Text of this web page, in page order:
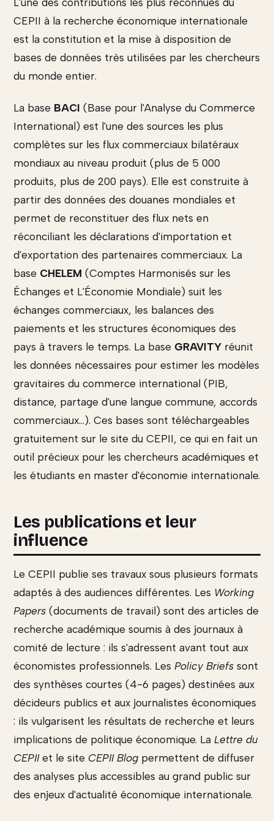
L'une des contributions les plus reconnues du
CEPII à la recherche économique internationale
est la constitution et la mise à disposition de
bases de données très utilisées par les chercheurs
du monde entier.
La base BACI (Base pour l'Analyse du Commerce
International) est l'une des sources les plus
complètes sur les flux commerciaux bilatéraux
mondiaux au niveau produit (plus de 5 000
produits, plus de 200 pays). Elle est construite à
partir des données des douanes mondiales et
permet de reconstituer des flux nets en
réconciliant les déclarations d'importation et
d'exportation des partenaires commerciaux. La
base CHELEM (Comptes Harmonisés sur les
Échanges et L'Économie Mondiale) suit les
échanges commerciaux, les balances des
paiements et les structures économiques des
pays à travers le temps. La base GRAVITY réunit
les données nécessaires pour estimer les modèles
gravitaires du commerce international (PIB,
distance, partage d'une langue commune, accords
commerciaux...). Ces bases sont téléchargeables
gratuitement sur le site du CEPII, ce qui en fait un
outil précieux pour les chercheurs académiques et
les étudiants en master d'économie internationale.
Les publications et leur
influence
Le CEPII publie ses travaux sous plusieurs formats
adaptés à des audiences différentes. Les Working
Papers (documents de travail) sont des articles de
recherche académique soumis à des journaux à
comité de lecture : ils s'adressent avant tout aux
économistes professionnels. Les Policy Briefs sont
des synthèses courtes (4-6 pages) destinées aux
décideurs publics et aux journalistes économiques
: ils vulgarisent les résultats de recherche et leurs
implications de politique économique. La Lettre du
CEPIIet le site CEPII Blog permettent de diffuser
des analyses plus accessibles au grand public sur
des enjeux d'actualité économique internationale.